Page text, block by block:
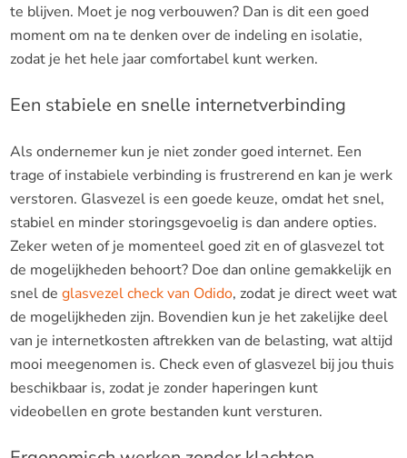
te blijven. Moet je nog verbouwen? Dan is dit een goed
moment om na te denken over de indeling en isolatie,
zodat je het hele jaar comfortabel kunt werken.
Een stabiele en snelle internetverbinding
Als ondernemer kun je niet zonder goed internet. Een
trage of instabiele verbinding is frustrerend en kan je werk
verstoren. Glasvezel is een goede keuze, omdat het snel,
stabiel en minder storingsgevoelig is dan andere opties.
Zeker weten of je momenteel goed zit en of glasvezel tot
de mogelijkheden behoort? Doe dan online gemakkelijk en
snel de glasvezel check van Odido, zodat je direct weet wat
de mogelijkheden zijn. Bovendien kun je het zakelijke deel
van je internetkosten aftrekken van de belasting, wat altijd
mooi meegenomen is. Check even of glasvezel bij jou thuis
beschikbaar is, zodat je zonder haperingen kunt
videobellen en grote bestanden kunt versturen.